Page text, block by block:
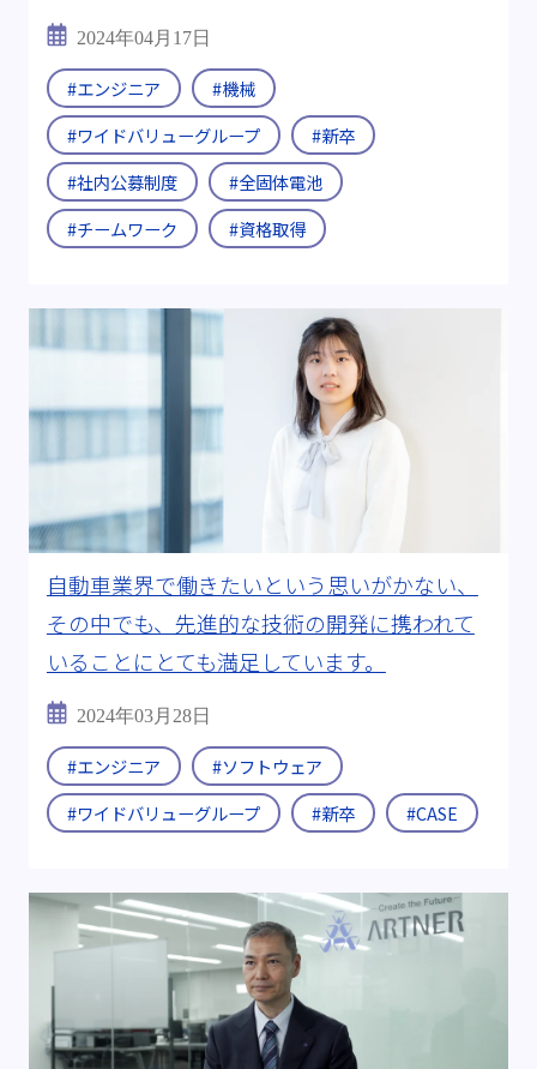
2024年04月17日
#エンジニア
#機械
#ワイドバリューグループ
#新卒
#社内公募制度
#全固体電池
#チームワーク
#資格取得
自動車業界で働きたいという思いがかない、
その中でも、先進的な技術の開発に携われて
いることにとても満足しています。
2024年03月28日
#エンジニア
#ソフトウェア
#ワイドバリューグループ
#新卒 #CASE